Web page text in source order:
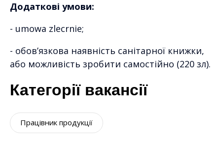
Додаткові умови:
- umowa zlecrnie;
- обов’язкова наявність санітарної книжки,
або можливість зробити самостійно (220 зл).
Категорії вакансії
Працівник продукції